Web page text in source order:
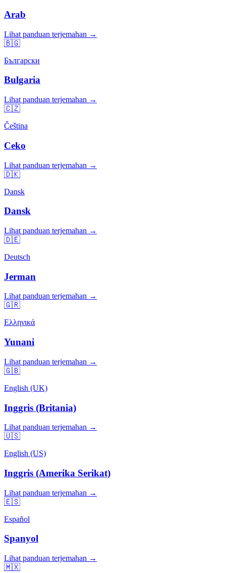
Arab
Lihat panduan terjemahan →
🇧🇬
Български
Bulgaria
Lihat panduan terjemahan →
🇨🇿
Čeština
Ceko
Lihat panduan terjemahan →
🇩🇰
Dansk
Dansk
Lihat panduan terjemahan →
🇩🇪
Deutsch
Jerman
Lihat panduan terjemahan →
🇬🇷
Ελληνικά
Yunani
Lihat panduan terjemahan →
🇬🇧
English (UK)
Inggris (Britania)
Lihat panduan terjemahan →
🇺🇸
English (US)
Inggris (Amerika Serikat)
Lihat panduan terjemahan →
🇪🇸
Español
Spanyol
Lihat panduan terjemahan →
🇲🇽